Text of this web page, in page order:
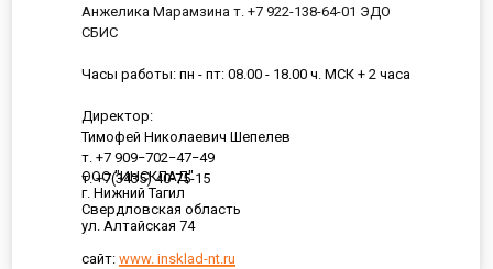
ООО "ИНСКЛАД"
г. Нижний Тагил
Свердловская область
ул. Алтайская 74
сайт: www. insklad-nt.ru
Анжелика Марамзина т. +7 922-138-64-01 ЭДО
СБИС
Часы работы: пн - пт: 08.00 - 18.00 ч. МСК + 2 часа
Директор:
Тимофей Николаевич Шепелев
т. +7 909−702−47−49
т. +7(3435) 40-75-15